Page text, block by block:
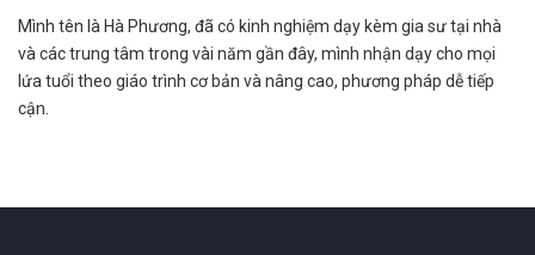
Mình tên là Hà Phương, đã có kinh nghiệm dạy kèm gia sư tại nhà
và các trung tâm trong vài năm gần đây, mình nhận dạy cho mọi
lứa tuổi theo giáo trình cơ bản và nâng cao, phương pháp dễ tiếp
cận.